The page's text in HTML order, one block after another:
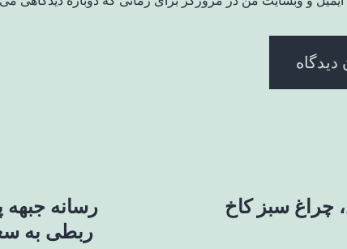
چراغ سبز کاخ
ربطی به